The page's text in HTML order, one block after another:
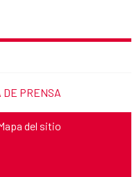
A LA PÁGINA:
PRENSA
a la página:
del sitio